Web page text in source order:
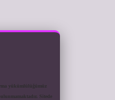
yükümlülüğümüz
Sitede